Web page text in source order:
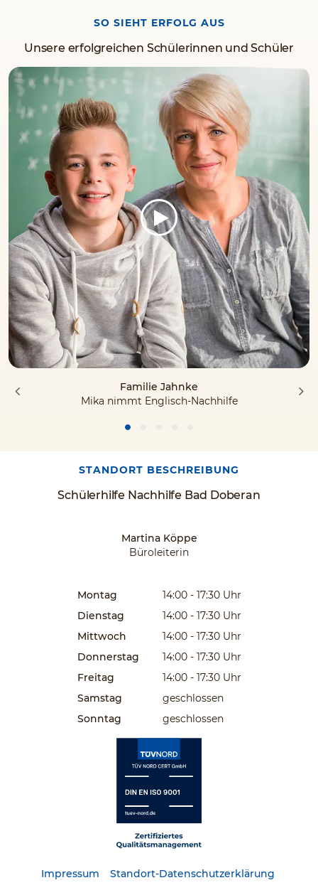
SO SIEHT ERFOLG AUS
Unsere erfolgreichen Schülerinnen und Schüler
Familie Jahnke
Mika nimmt Englisch-Nachhilfe
Schülerhilfe Nachhilfe Bad Doberan
STANDORT BESCHREIBUNG
Martina Köppe
Büroleiterin
Montag 14:00 - 17:30Uhr
Dienstag
14:00 - 17:30Uhr
Mittwoch
14:00 - 17:30Uhr
Donnerstag
14:00 - 17:30Uhr
Freitag
14:00 - 17:30Uhr
Samstag
geschlossen
Sonntag
geschlossen
Impressum Standort-Datenschutzerklärung